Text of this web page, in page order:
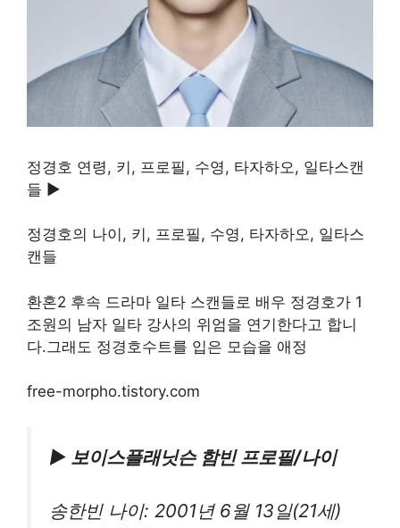
정경호 연령, 키, 프로필, 수영, 타자하오, 일타스캔
들 ▶
정경호의 나이, 키, 프로필, 수영, 타자하오, 일타스
캔들
환혼2 후속 드라마 일타 스캔들로 배우 정경호가 1
조원의 남자 일타 강사의 위엄을 연기한다고 합니
다.그래도 정경호수트를 입은 모습을 애정
free-morpho.tistory.com
▶ 보이스플래닛슨 함빈 프로필/나이
송한빈 나이: 2001년 6월 13일(21세)